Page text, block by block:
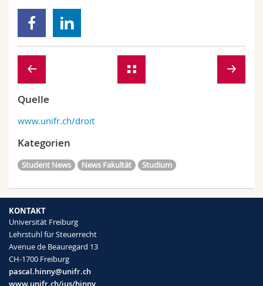
Quelle
www.unifr.ch/droit
Kategorien
Student News News Fakultät Studium
KONTAKT
Universität Freiburg
Lehrstuhl für Steuerrecht
Avenue de Beauregard 13
CH-1700 Freiburg
pascal.hinny@unifr.ch